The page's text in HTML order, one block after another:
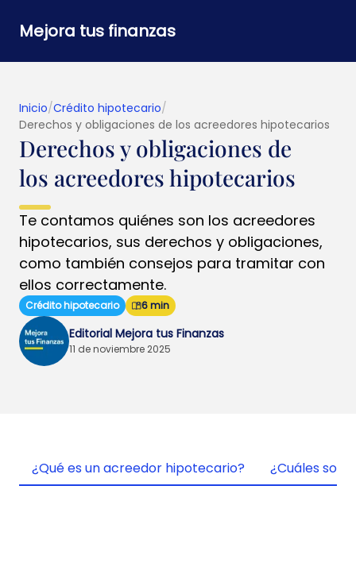
Mejora tus finanzas
Inicio/Crédito hipotecario/
Derechos y obligaciones de los acreedores hipotecarios
Derechos y obligaciones de
los acreedores hipotecarios
Te contamos quiénes son los acreedores
hipotecarios, sus derechos y obligaciones,
como también consejos para tramitar con
ellos correctamente.
Crédito hipotecario 6 min
Editorial Mejora tus Finanzas
11 de noviembre 2025
¿Qué es un acreedor hipotecario? ¿Cuáles son